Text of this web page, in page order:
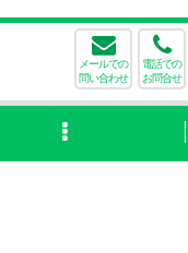
メールでの
問い合わせ
電話での
お問合せ